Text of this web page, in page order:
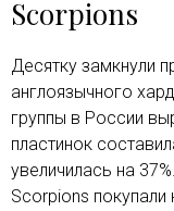
Scorpions
Десятку замкнули
англоязычного
группы в России
пластинок
увеличилась на
Scorpions